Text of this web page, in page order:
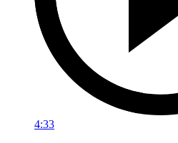
4:33